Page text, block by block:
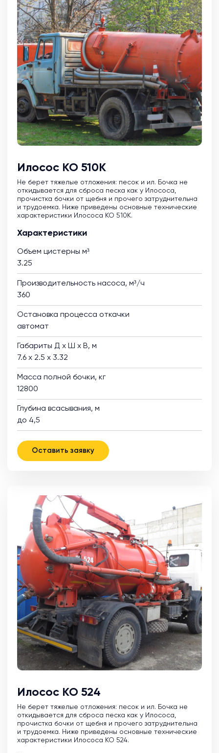
Илосос КО 510К
Не берет тяжелые отложения: песок и ил. Бочка не
откидывается для сброса песка как у Илососа,
прочистка бочки от щебня и прочего затруднительна
и трудоемка. Ниже приведены основные технические
характеристики Илососа КО 510К.
Характеристики
Объем цистерны м³
3.25
Производительность насоса, м³/ч
360
Остановка процесса откачки
автомат
Габариты Д х Ш х В, м
7.6 х 2.5 х 3.32
Масса полной бочки, кг
12800
Глубина всасывания, м
до 4,5
Оставить заявку
Илосос КО 524
Не берет тяжелые отложения: песок и ил. Бочка не
откидывается для сброса песка как у Илососа,
прочистка бочки от щебня и прочего затруднительна
и трудоемка. Ниже приведены основные технические
характеристики Илососа КО 524.